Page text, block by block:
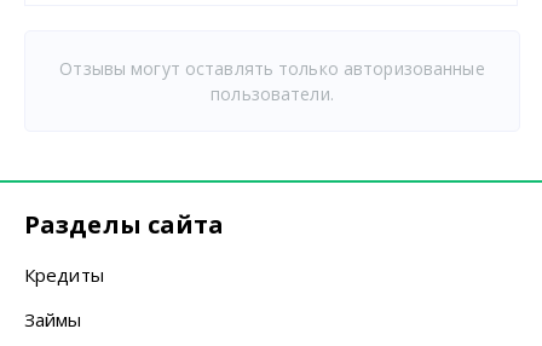
Отзывы могут оставлять только авторизованные
пользователи.
Разделы сайта
Кредиты
Займы